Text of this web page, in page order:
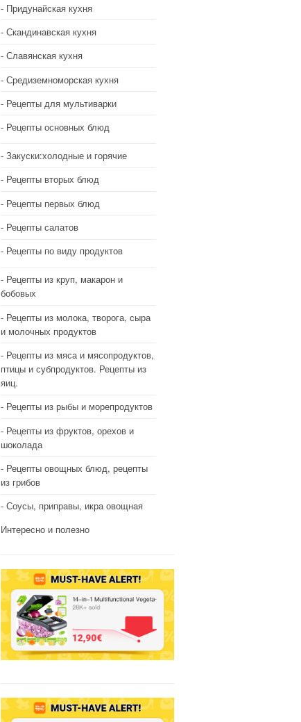
Придунайская кухня
Скандинавская кухня
Славянская кухня
Средиземноморская кухня
Рецепты для мультиварки
Рецепты основных блюд
Закуски:холодные и горячие
Рецепты вторых блюд
Рецепты первых блюд
Рецепты салатов
Рецепты по виду продуктов
Рецепты из круп, макарон и
бобовых
Рецепты из молока, творога, сыра
и молочных продуктов
Рецепты из мяса и мясопродуктов,
птицы и субпродуктов. Рецепты из
яиц.
Рецепты из рыбы и морепродуктов
Рецепты из фруктов, орехов и
шоколада
Рецепты овощных блюд, рецепты
из грибов
Соусы, приправы, икра овощная
Интересно и полезно